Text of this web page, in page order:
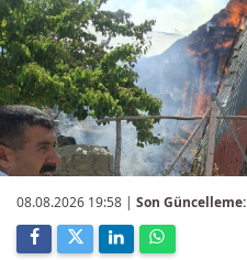
08.08.2026 19:58 | Son Güncelleme: